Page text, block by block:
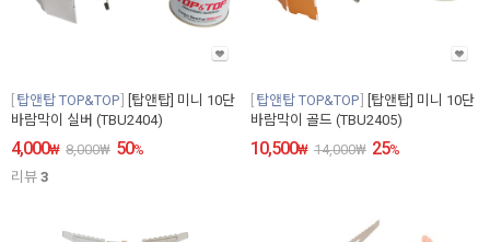
탑앤탑 TOP&TOP
[탑앤탑] 미니 10단
바람막이 실버 (TBU2404)
4,000₩ 8,000₩ 50%
리뷰 3
탑앤탑 TOP&TOP
[탑앤탑] 미니 10단
바람막이 골드 (TBU2405)
10,500₩ 14,000₩ 25%